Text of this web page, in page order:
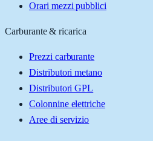
Orari mezzi pubblici
Carburante & ricarica
Prezzi carburante
Distributori metano
Distributori GPL
Colonnine elettriche
Aree di servizio